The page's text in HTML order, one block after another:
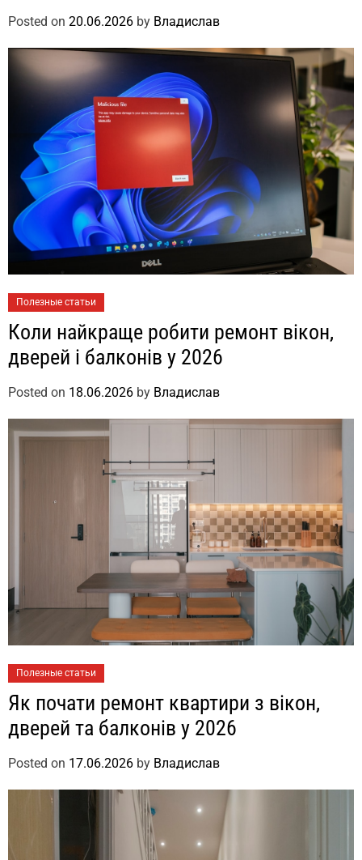
Posted on 20.06.2026 by Владислав
Полезные статьи
Коли найкраще робити ремонт вікон,
дверей і балконів у 2026
Posted on 18.06.2026 by Владислав
Полезные статьи
Як почати ремонт квартири з вікон,
дверей та балконів у 2026
Posted on 17.06.2026 by Владислав